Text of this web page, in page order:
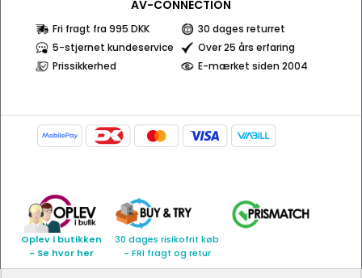
AV-CONNECTION
Fri fragt fra 995 DKK
30 dages returret
5-stjernet kundeservice
Over 25 års erfaring
Prissikkerhed
E-mærket siden 2004
Oplev i butikken
- Se hvor her
30 dages risikofrit køb
- FRI fragt og retur